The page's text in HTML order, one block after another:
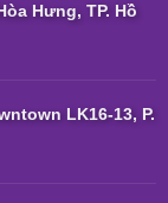
Hưng, TP. Hồ
LK16-13, P.